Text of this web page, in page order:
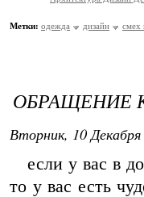
Метки: одежда дизайн смех
ОБРАЩЕНИЕ
Вторник, 10
если у вас в
то у вас есть